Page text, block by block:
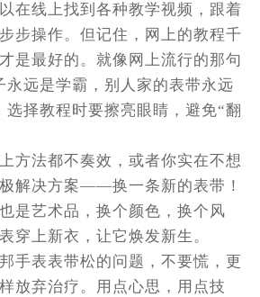
在线上找到各种教学视频，跟着
步操作。但记住，网上的教程千
是最好的。就像网上流行的那句
永远是学霸，别人家的表带永远
选择教程时要擦亮眼睛，避免“翻
法都不奏效，或者你实在不想
解决方案——换一条新的表带！
是艺术品，换个颜色，换个风
穿上新衣，让它焕发新生。
表表带松的问题，不要慌，更
放弃治疗。用点心思，用点技